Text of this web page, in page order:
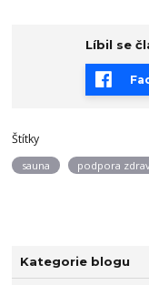
Kategorie blogu
Líbil se
Štítky
sauna podpora